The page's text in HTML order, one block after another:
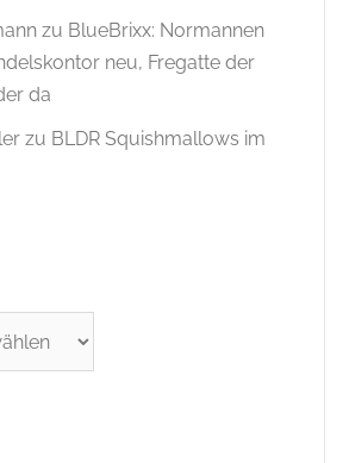
zu BlueBrixx: Normannen
neu, Fregatte der
da
zu BLDR Squishmallows im